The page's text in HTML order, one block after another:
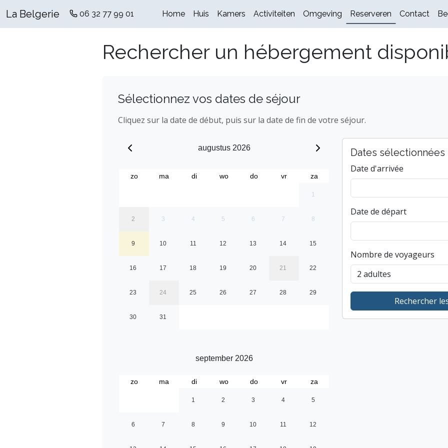
La Belgerie 06 32 77 99 01 Home Huis Kamers Activiteiten Omgeving Reserveren Contact
Rechercher un hébergement
Sélectionnez vos dates de séjour
Cliquez sur la date de début, puis sur la date de fin de votre séjour.
augustus 2026
zo ma di wo do vr za
1
2 3 4 5 6 7 8
9 10 11 12 13 14 15
16 17 18 19 20 21 22
23 24 25 26 27 28 29
30 31
september 2026
zo ma di wo do vr za
1 2 3 4 5
6 7 8 9 10 11 12
Dates sélectionnées
Date d'arrivée
Date de départ
Nombre de voyageurs
Rechercher